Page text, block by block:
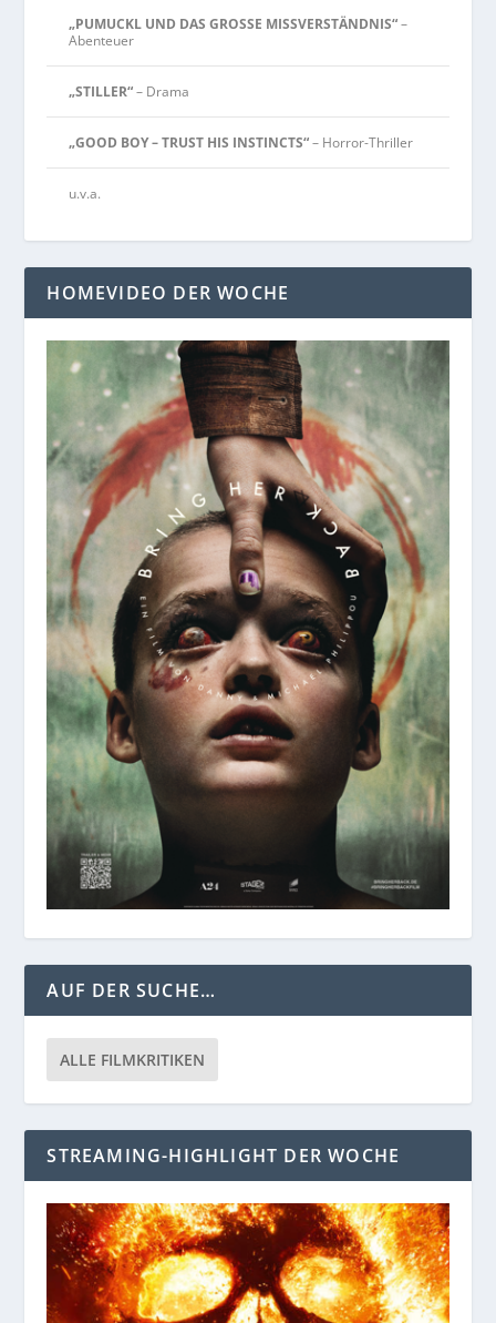
„PUMUCKL UND DAS GROSSE MISSVERSTÄNDNIS“–
Abenteuer
„STILLER“– Drama
„GOOD BOY – TRUST HIS INSTINCTS“– Horror-Thriller
u.v.a.
HOMEVIDEO DER WOCHE
AUF DER SUCHE…
ALLE FILMKRITIKEN
STREAMING-HIGHLIGHT DER WOCHE